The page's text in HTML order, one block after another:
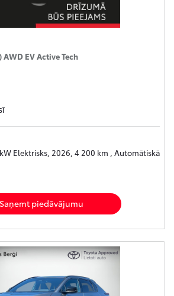
EV Active Tech
Elektrisks, 2026, 4 200 km , Automātiskā
Saņemt piedāvājumu